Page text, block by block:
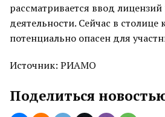
рассматривается ввод
деятельности. Сейчас в
потенциально опасен для
Источник: РИАМО
Поделиться